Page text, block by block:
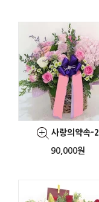
사랑의약속-2
90,000원